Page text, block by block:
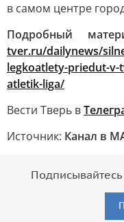
в самом центре
Подробный
tver.ru/dailynews/
legkoatlety-priedut-v-
atletik-liga/
Вести Тверь в
Источник: Канал в